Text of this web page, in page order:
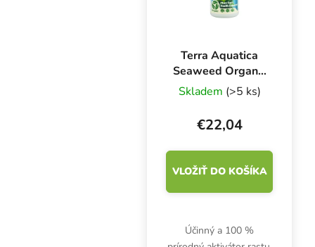
Terra Aquatica
Seaweed Organic
1 l, bio aktivátor
rastu
Skladem (>5 ks)
€22,04
VLOŽIŤ DO KOŠÍKA
Účinný a 100 %